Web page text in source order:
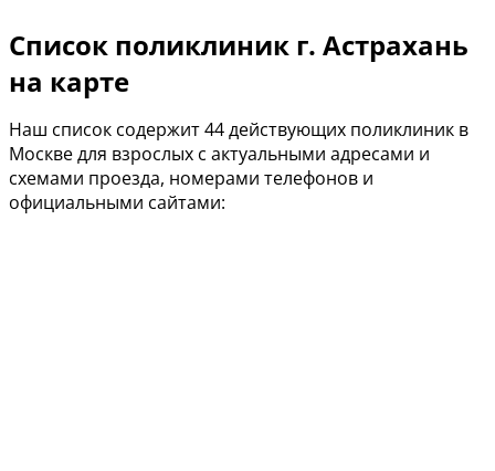
Список поликлиник г. Астрахань
на карте
Наш список содержит 44 действующих поликлиник в
Москве для взрослых с актуальными адресами и
схемами проезда, номерами телефонов и
официальными сайтами: